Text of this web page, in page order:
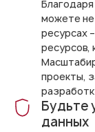
можете не
ресурсах
ресурсов,
проекты,
Будьте
данных